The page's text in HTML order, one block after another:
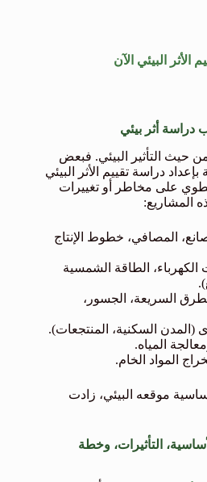
الأثر البيئي الآن
دراسة أثر بيئي
حيث التأثير البيئي. فبعض
دراسة تقييم الأثر البيئي
على مخاطر أو تغييرات
المشاريع:
المصافي، خطوط الإنتاج
الطاقة الشمسية
السريعة، الجسور،
(المدن السكنية، المنتجعات).
المياه.
المواد الخام.
موقعه البيئي، زادت
التأثيرات، وخطة